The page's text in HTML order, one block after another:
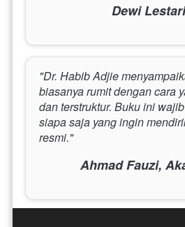
Dewi
"Dr. Habib Adjie
biasanya rumit dengan cara
dan terstruktur. Buku ini
siapa saja yang ingin
resmi."
Ahmad Fauzi,